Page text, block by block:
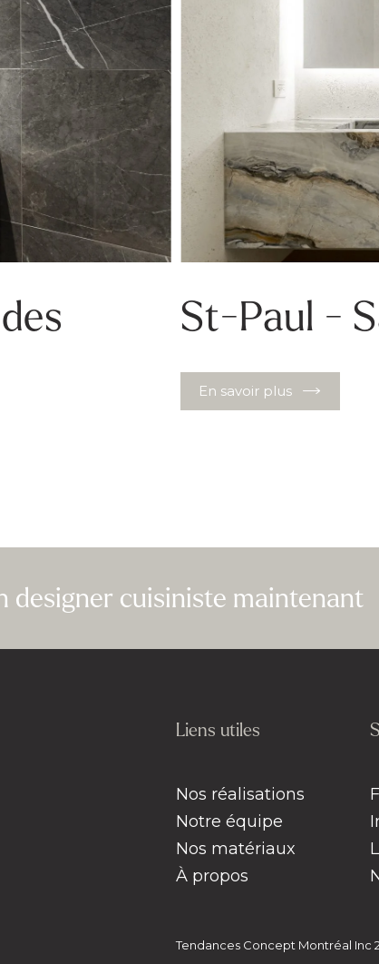
St-Paul -
En savoir plus
designer cuisiniste maintenant
Liens utiles
Nos réalisations
Notre équipe
Nos matériaux
À propos
Tendances Concept Montréal Inc